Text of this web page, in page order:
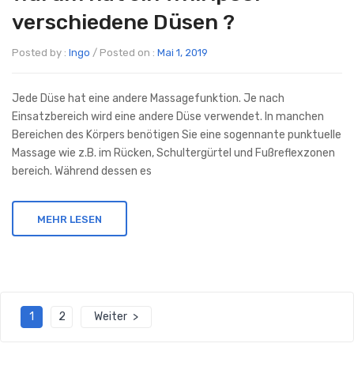
verschiedene Düsen ?
Posted by : Ingo / Posted on : Mai 1, 2019
Jede Düse hat eine andere Massagefunktion. Je nach
Einsatzbereich wird eine andere Düse verwendet. In manchen
Bereichen des Körpers benötigen Sie eine sogennante punktuelle
Massage wie z.B. im Rücken, Schultergürtel und Fußreflexzonen
bereich. Während dessen es
MEHR LESEN
1 2 Weiter